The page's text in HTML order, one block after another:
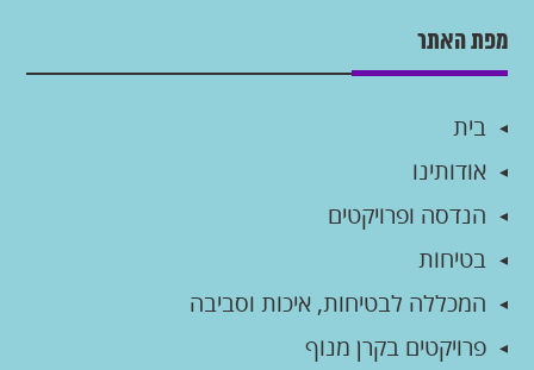
מפת האתר
בית
אודותינו
הנדסה ופרויקטים
בטיחות
המכללה לבטיחות, איכות וסביבה
פרויקטים בקרן מנוף